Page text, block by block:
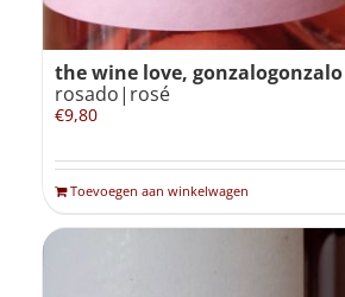
Mijn Account
Zoeken
naar:
the wine love, gonzalogonzalo
rosado|rosé
€9,80
Toevoegen aan winkelwagen